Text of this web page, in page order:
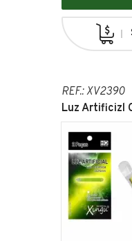
REF.: XV2390
Luz Artificizl